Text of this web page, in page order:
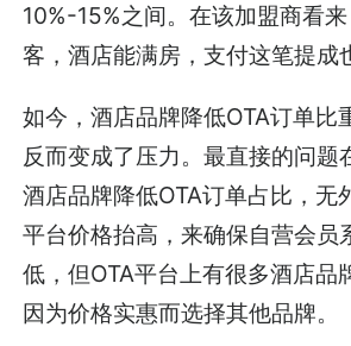
10%-15%之间。在该加盟商看
客，酒店能满房，支付这笔提成
如今，酒店品牌降低OTA订单比
反而变成了压力。最直接的问题
酒店品牌降低OTA订单占比，无
平台价格抬高，来确保自营会员
低，但OTA平台上有很多酒店品
因为价格实惠而选择其他品牌。